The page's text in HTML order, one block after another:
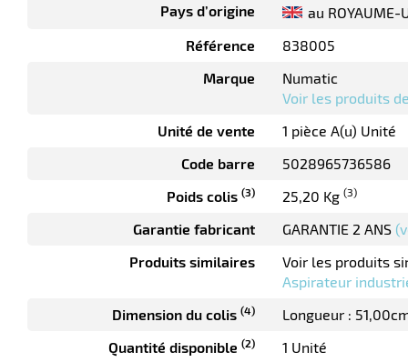
Pays d’origine
au ROYAUME-
Référence
838005
Marque
Numatic
Voir les produits
Unité de vente
1 pièce A(u) Unité
Code barre
5028965736586
Poids colis (3) 25,20 Kg (3)
Garantie fabricant GARANTIE 2 ANS
Produits similaires
Voir les produits
Aspirateur
Dimension du colis (4) Longueur :
Quantité disponible (2)
1 Unité